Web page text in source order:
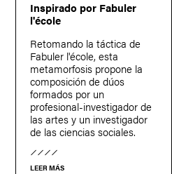
Inspirado por Fabuler
l'école
Retomando la táctica de
Fabuler l'école, esta
metamorfosis propone la
composición de dúos
formados por un
profesional-investigador de
las artes y un investigador
de las ciencias sociales.
LEER MÁS